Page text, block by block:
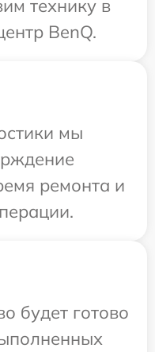
технику в
BenQ.
мы
ремонта и
будет готово